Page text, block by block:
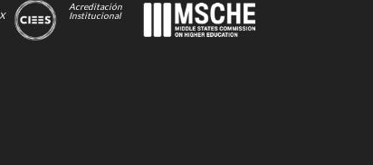
Acreditación
Institucional